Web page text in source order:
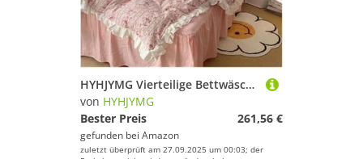
HYHJYMG Vierteilige Bettwäsche-Set Vier Stücke Vintage Rüschenspitze Betten Queen-Size-Schlafzimmer Set Blech Bedruckt
von HYHJYMG
Bester Preis
261,56 €
gefunden bei Amazon
zuletzt überprüft am 27.09.2025 um 00:03; der